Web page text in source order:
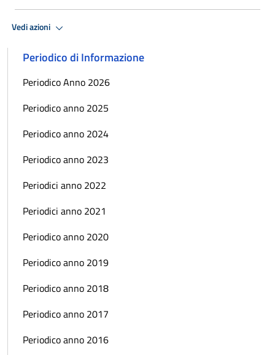
Vedi azioni
Periodico di Informazione
Periodico Anno 2026
Periodico anno 2025
Periodico anno 2024
Periodico anno 2023
Periodici anno 2022
Periodici anno 2021
Periodico anno 2020
Periodico anno 2019
Periodico anno 2018
Periodico anno 2017
Periodico anno 2016